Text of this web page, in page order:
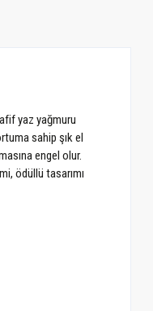
yaz yağmuru
sahip şık el
engel olur.
ödüllü tasarımı